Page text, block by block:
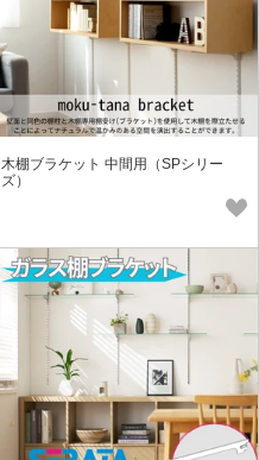
木棚ブラケット 中間用（SPシリー
ズ）